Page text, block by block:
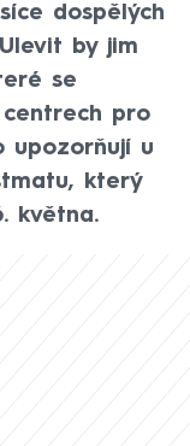
dospělých
by jim
se
pro
upozorňují u
který
května.